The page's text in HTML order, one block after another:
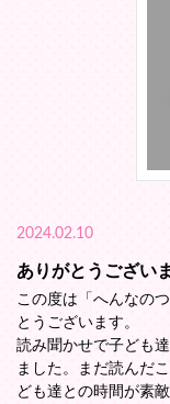
2024.02.10
ありがとうござい
この度は「へんなの
とうございます。
読み聞かせで子ども
ました。まだ読んだ
ども達との時間が素